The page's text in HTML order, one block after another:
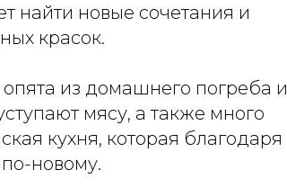
найти новые сочетания и
красок.
из домашнего погреба и
мясу, а также много
кухня, которая благодаря
новому.